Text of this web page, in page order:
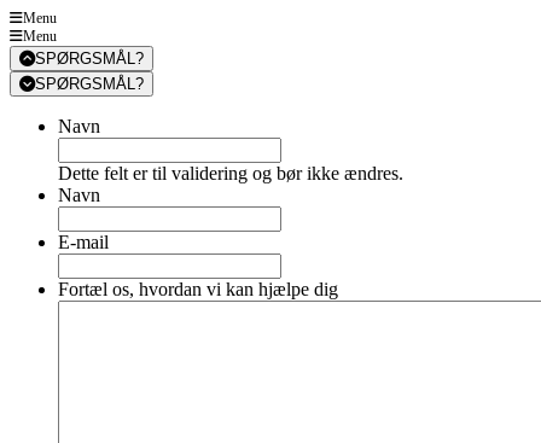
Menu
Menu
SPØRGSMÅL?
SPØRGSMÅL?
Navn
Dette felt er til validering og bør ikke ændres.
Navn
E-mail
Fortæl os, hvordan vi kan hjælpe dig